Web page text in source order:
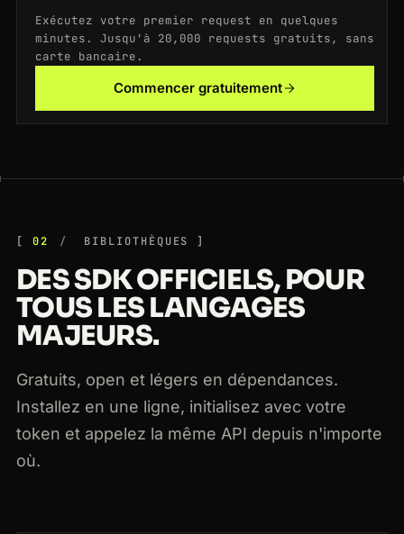
200 google.com /search?q=4k+tv CA 173ms
200 google.com/search?q=4k+tv US199ms
Exécutez votre premier request en quelques
minutes. Jusqu'à 20,000 requests gratuits, sans
carte bancaire.
Commencer gratuitement
02 BIBLIOTHÈQUES
DES SDK OFFICIELS, POUR
TOUS LES LANGAGES
MAJEURS.
Gratuits, open et légers en dépendances.
Installez en une ligne, initialisez avec votre
token et appelez la même API depuis n'importe
où.